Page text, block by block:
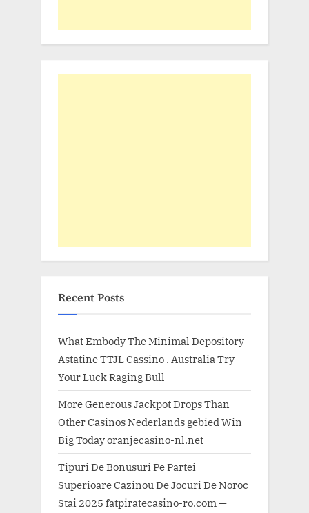
Recent Posts
What Embody The Minimal Depository
Astatine TTJL Cassino . Australia Try
Your Luck Raging Bull
More Generous Jackpot Drops Than
Other Casinos Nederlands gebied Win
Big Today oranjecasino-nl.net
Tipuri De Bonusuri Pe Partei
Superioare Cazinou De Jocuri De Noroc
Stai 2025 fatpiratecasino-ro.com —